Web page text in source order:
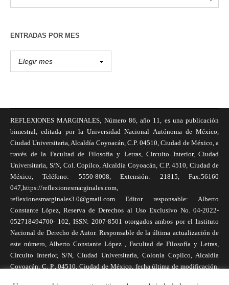
ENTRADAS POR MES
REFLEXIONES MARGINALES, Número 86, año 11, es una publicación
bimestral, editada por la Universidad Nacional Autónoma de México,
Ciudad Universitaria, Alcaldía Coyoacán, C.P. 04510, Ciudad de México, a
través de la Facultad de Filosofía y Letras, Circuito Interior, Ciudad
Universitaria, S/N, Col. Copilco, Alcaldía Coyoacán, C.P. 4510, Ciudad de
México, Teléfono: 5550-8008, Extensión: 21815, Fax:56160
047,https://reflexionesmarginales.com,
reflexionesmarginales3.0@gmail.com Editor responsable: Alberto
Constante López, Reserva de Derechos al Uso Exclusivo No. 04-2022-
052718494700- 102, ISSN: 2007-8501 otorgados ambos por el Instituto
Nacional de Derecho de Autor. Responsable de la última actualización de
este número, Alberto Constante López , Facultad de Filosofía y Letras,
Circuito Interior, S/N, Ciudad Universitaria, Colonia Copilco, Alcaldía
Coyoacán, C. P., 04510, Ciudad de México, fecha última de modificación,